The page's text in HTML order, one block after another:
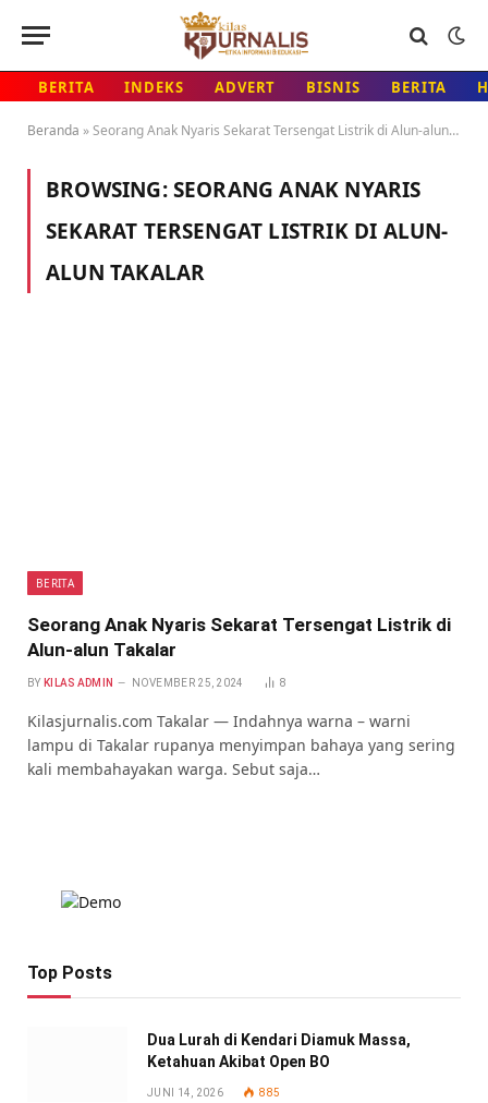
BERITA INDEKS ADVERT BISNIS BERITA
Beranda »Seorang Anak Nyaris Sekarat Tersengat Listrik di Alun-alun Takalar
BROWSING:SEORANG ANAK NYARIS
SEKARAT TERSENGAT LISTRIK DI ALUN-
ALUN TAKALAR
BERITA
Seorang Anak Nyaris Sekarat Tersengat Listrik di
Alun-alun Takalar
BY KILAS ADMIN NOVEMBER 25, 2024 8
Kilasjurnalis.com Takalar — Indahnya warna – warni
lampu di Takalar rupanya menyimpan bahaya yang sering
kali membahayakan warga. Sebut saja…
Top Posts
Dua Lurah di Kendari Diamuk Massa,
Ketahuan Akibat Open BO
JUNI 14, 2026 885